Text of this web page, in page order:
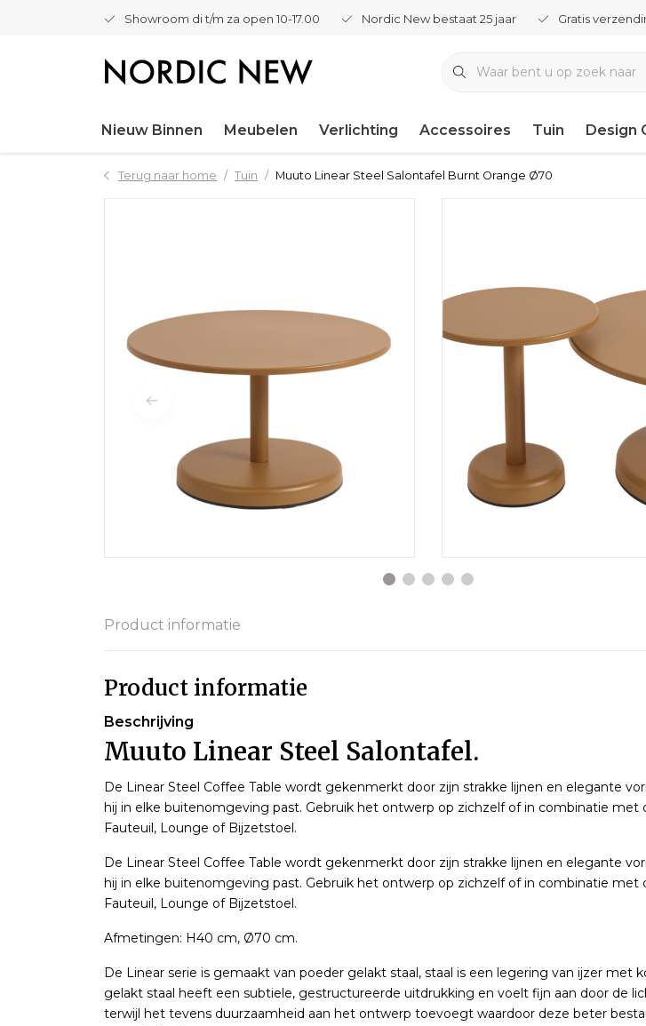
Showroom di t/m za open 10-17.00 Nordic New bestaat 25 jaar Gratis
Nieuw Binnen Meubelen Verlichting Accessoires Tuin Design
Terug naar home Tuin Muuto Linear Steel Salontafel Burnt Orange Ø70
Product informatie
Product informatie
Beschrijving
Muuto Linear Steel Salontafel.
De Linear Steel Coffee Table wordt gekenmerkt door zijn strakke lijnen en elegante
hij in elke buitenomgeving past. Gebruik het ontwerp op zichzelf of in combinatie met
Fauteuil, Lounge of Bijzetstoel.
De Linear Steel Coffee Table wordt gekenmerkt door zijn strakke lijnen en elegante
hij in elke buitenomgeving past. Gebruik het ontwerp op zichzelf of in combinatie met
Fauteuil, Lounge of Bijzetstoel.
Afmetingen: H40 cm, Ø70 cm.
De Linear serie is gemaakt van poeder gelakt staal, staal is een legering van ijzer met
gelakt staal heeft een subtiele, gestructureerde uitdrukking en voelt fijn aan door de
terwijl het tevens duurzaamheid aan het ontwerp toevoegt waardoor deze beter